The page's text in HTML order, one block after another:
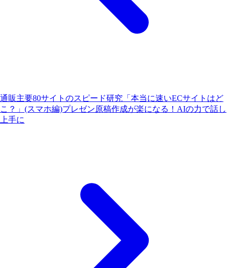
通販主要80サイトのスピード研究「本当に速いECサイトはど
こ？」(スマホ編)プレゼン原稿作成が楽になる！AIの力で話し
上手に